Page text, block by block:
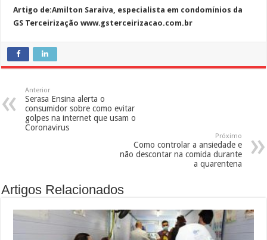
Artigo de:Amilton Saraiva, especialista em condomínios da
GS Terceirização www.gsterceirizacao.com.br
Anterior
Serasa Ensina alerta o
consumidor sobre como evitar
golpes na internet que usam o
Coronavirus
Próximo
Como controlar a ansiedade e
não descontar na comida durante
a quarentena
Artigos Relacionados